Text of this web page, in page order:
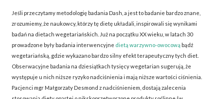
Jeśli przeczytamy metodologię badania Dash, a jest to badanie bardzo znane,
zrozumiemy, że naukowcy, którzy tę dietę układali, inspirowali się wynikami
badań na dietach wegetariańskich. Już na początku XX wieku, w latach 30
prowadzone były badania interwencyjne dietą warzywno-owocową bądź
wegetariańską, gdzie wykazano bardzo silny efekt terapeutyczny tych diet.
Obserwacyjne badania na dziesiątkach tysięcy wegetarian sugerują, że
występuje u nich niższe ryzyko nadciśnienia i mają niższe wartości ciśnienia.
Pacjenci mgr Małgorzaty Desmond z nadciśnieniem, dostają zalecenia